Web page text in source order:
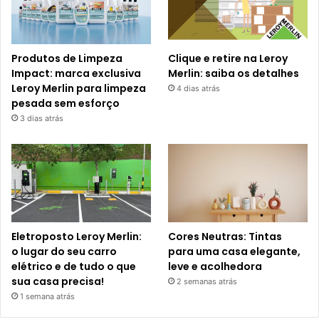
Produtos de Limpeza
Impact: marca exclusiva
Leroy Merlin para limpeza
pesada sem esforço
3 dias atrás
Clique e retire na Leroy
Merlin: saiba os detalhes
4 dias atrás
Eletroposto Leroy Merlin:
o lugar do seu carro
elétrico e de tudo o que
sua casa precisa!
1 semana atrás
Cores Neutras: Tintas
para uma casa elegante,
leve e acolhedora
2 semanas atrás